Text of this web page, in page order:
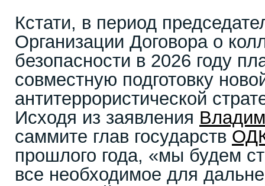
Кстати, в период
Организации Договора о
безопасности в 2026 году
совместную подготовку
антитеррористической
Исходя из заявления
саммите глав государств
прошлого года, «мы будем
все необходимое для